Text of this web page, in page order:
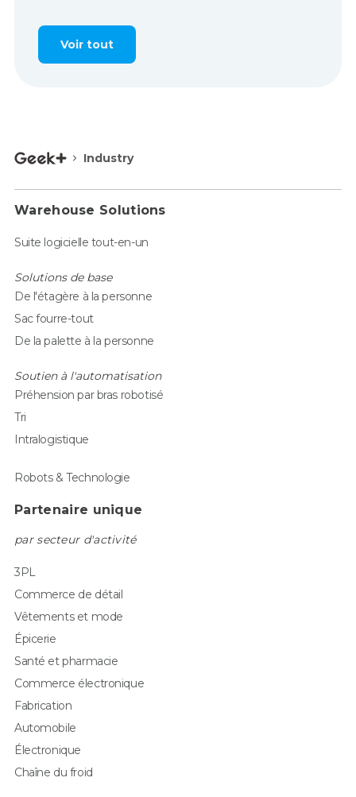
Voir tout
Industry
Warehouse Solutions
Suite logicielle tout-en-un
Solutions de base
De l'étagère à la personne
Sac fourre-tout
De la palette à la personne
Soutien à l'automatisation
Préhension par bras robotisé
Tri
Intralogistique
Robots & Technologie
Partenaire unique
par secteur d'activité
3PL
Commerce de détail
Vêtements et mode
Épicerie
Santé et pharmacie
Commerce électronique
Fabrication
Automobile
Électronique
Chaîne du froid